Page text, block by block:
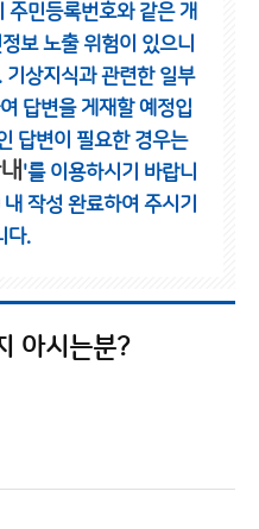
주민등록번호와 같은 개
보 노출 위험이 있으니
기상지식과 관련한 일부
답변을 게재할 예정입
답변이 필요한 경우는
'를 이용하시기 바랍니
작성 완료하여 주시기
다.
아시는분?